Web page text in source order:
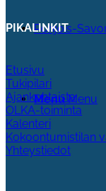
Pohjois-
Menu Menu
PIKALINKIT
Etusivu
Tukipilari
Ajankohtaista
OLKA-toiminta
Kalenteri
Kokoontumistilan
Yhteystiedot